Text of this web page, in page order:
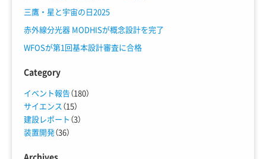
三鷹・星と宇宙の日2025
赤外線分光器 MODHISが概念設計を完了
WFOSが第1回基本設計審査に合格
Category
イベント報告（180）
サイエンス （15）
建設レポート （3）
装置開発（36）
Archives